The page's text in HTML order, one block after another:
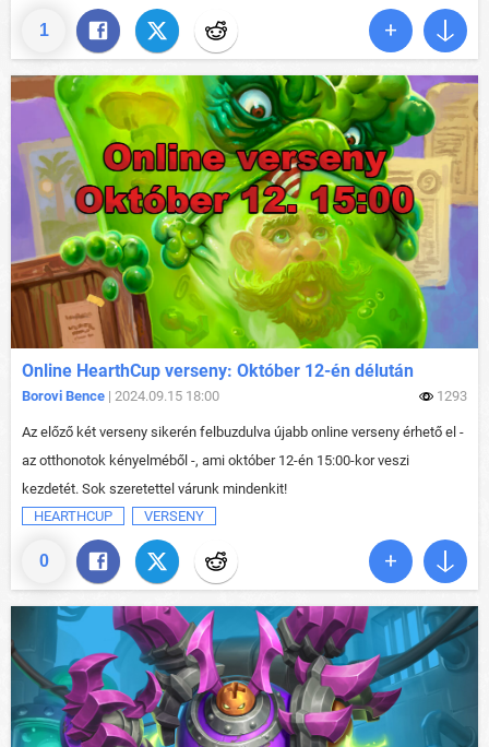
1
0
Online HearthCup verseny: Október 12-én délután
Borovi Bence | 2024.09.15 18:00 1293
Az előző két verseny sikerén felbuzdulva újabb online verseny érhető el -
az otthonotok kényelméből -, ami október 12-én 15:00-kor veszi
kezdetét. Sok szeretettel várunk mindenkit!
HEARTHCUP
VERSENY